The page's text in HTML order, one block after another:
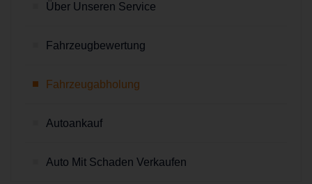
Über Unseren Service
Fahrzeugbewertung
Fahrzeugabholung
Autoankauf
Auto Mit Schaden Verkaufen